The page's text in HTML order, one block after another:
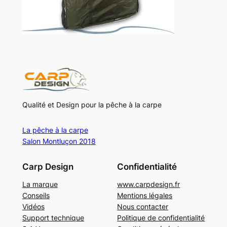
Qualité et Design pour la pêche à la carpe
La pêche à la carpe
Salon Montluçon 2018
Carp Design
La marque
Conseils
Vidéos
Support technique
Confidentialité
www.carpdesign.fr
Mentions légales
Nous contacter
Politique de confidentialité